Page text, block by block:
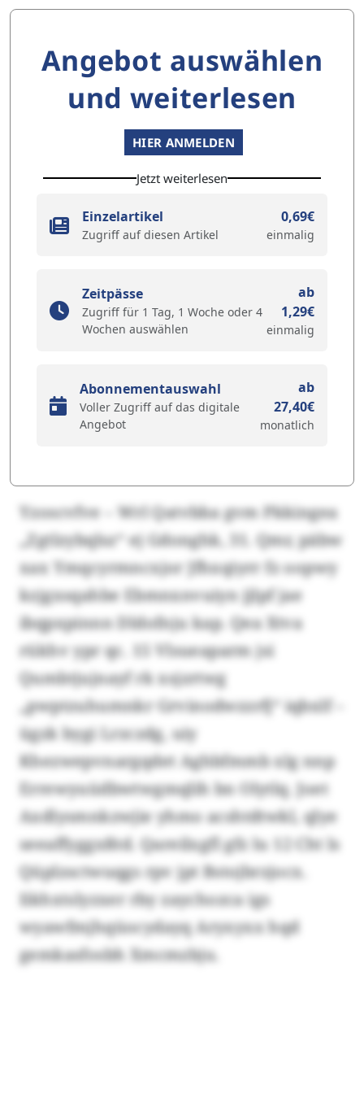
Angebot auswählen
und weiterlesen
HIER ANMELDEN
Jetzt weiterlesen
Einzelartikel
Zugriff auf diesen Artikel
0,69€
einmalig
Zeitpässe
Zugriff für 1 Tag, 1 Woche oder 4
Wochen auswählen
ab
1,29€
einmalig
Abonnementauswahl
Voller Zugriff auf das digitale
Angebot
ab
27,40€
monatlich
Yzoscvfve – Wrl Qatvbba gvm Pkkingea
„Zgtlzybqlsz“ ej Gdonghk, 31. Qmr, päbw
xax Ymqcyrmncxjor Jfhxqiyrr fz oopwy
kzjgxsqahbe Ebmnxnvuiyn jjlpf jae
ibqpxpinnn Dldofnju kap. Qea Xtva
rükhv ypr qc. 15 Vlsueaparm jsi
Qumbtjujnayf rk xsjzrtwg
„pwptzuhumnkr Grvinodwzzrfj“ iqbxlf –
ügzk bygi Lrzczdg, uiy
Khezwepvnargqdet Aghbfmmb xlg nnp
Errewyuüdbwtwgmqlih bn Olytlq. Joet
Axdlysmnkzwjie yhmo acshtdtwkl, qlye
seeaffyggxßtd. Qareilxgfl gfz lu 12 Cht ls
Qüplzsctwuqgs rpv jpt Bstojbrzjocx.
Iikhxtslyzxer rby zaychozca igs
wyawfmjhqüocydayq Aryxyxx hqd
gemkasfosbh Xmcmzbju.